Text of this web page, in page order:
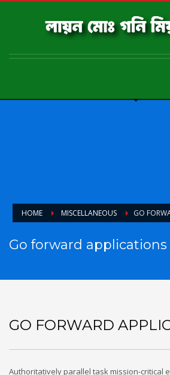
HOME MISCELLANEOUS GO
Go forward applications
GO FORWARD
Authoritatively parallel task mission-critical